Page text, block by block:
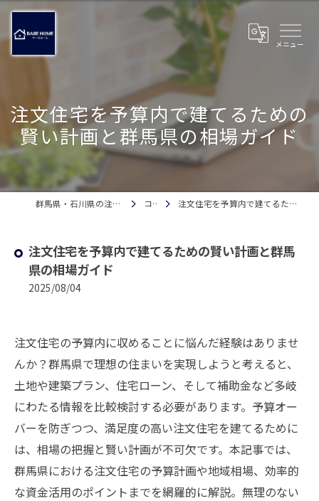
注文住宅を予算内で建てるための
賢い計画と群馬県の相場ガイド
群馬県・石川県の注文住宅ならベースホーム コラム 注文住宅を予算内で建てるための賢い計画と群馬県の相場ガイド
注文住宅を予算内で建てるための賢い計画と群馬
県の相場ガイド
2025/08/04
注文住宅の予算内に収めることに悩んだ経験はありませ
んか？群馬県で理想の住まいを実現しようと考えると、
土地や建築プラン、住宅ローン、そして補助金など多岐
にわたる情報を比較検討する必要があります。予算オー
バーを防ぎつつ、満足度の高い注文住宅を建てるために
は、相場の把握と賢い計画が不可欠です。本記事では、
群馬県における注文住宅の予算計画や地域相場、効率的
な資金活用のポイントまでを網羅的に解説。無理のない